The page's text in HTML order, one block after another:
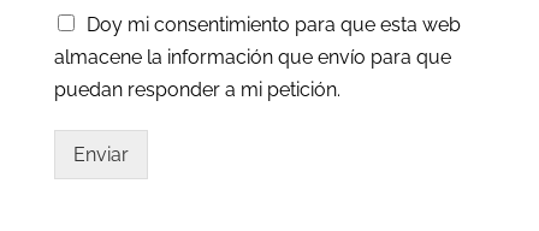
Doy mi consentimiento para que esta web
almacene la información que envío para que
puedan responder a mi petición.
Enviar